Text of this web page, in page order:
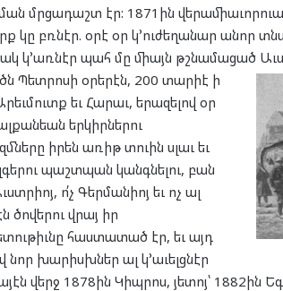
մրցադաշտ էր: 1871ին
կը բռնէր. օրէ օր կ՚ուժեղանար անոր
կ՚առնէր պահ մը միայն թշնամացած
Պետրոսի օրերէն, 200 տարիէ ի
եւ Հարաւ, երազելով օր
երկիրներու
իրեն առիթ տուին սլաւ եւ
պաշտպան կանգնելու, բան
ո՛չ Գերմանիոյ եւ ոչ ալ
ծովերու վրայ իր
հաստատած էր, եւ այդ
խարիսխներ ալ կ՚աւելցնէր
վերջ 1878ին Կիպրոս, յետոյ՝ 1882ին